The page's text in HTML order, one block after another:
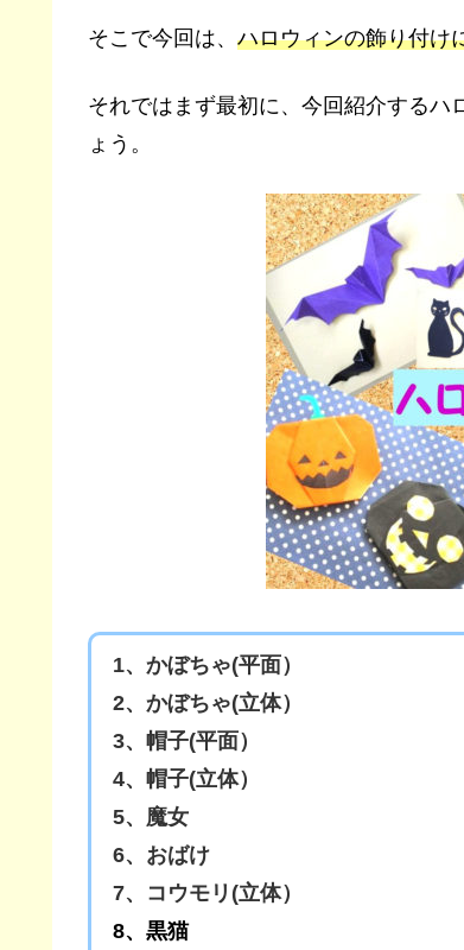
そこで今回は、 ハロウィンの飾り付け
それではまず最初に、今回紹介するハ
ょう。
1、かぼちゃ(平面）
2、かぼちゃ(立体）
3、帽子(平面）
4、帽子(立体）
5、魔女
6、おばけ
7、コウモリ(立体）
8、黒猫